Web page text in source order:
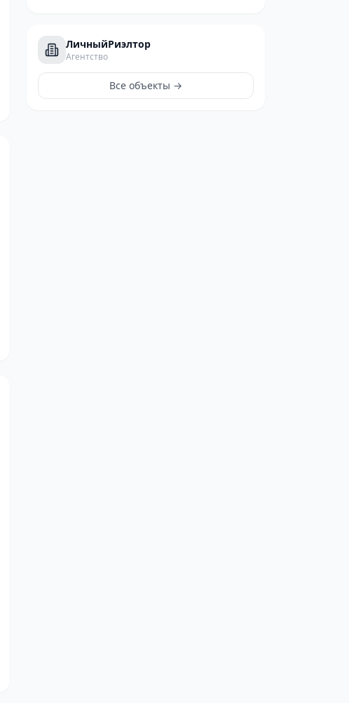
ЛичныйРиэлтор
Агентство
Все объекты →